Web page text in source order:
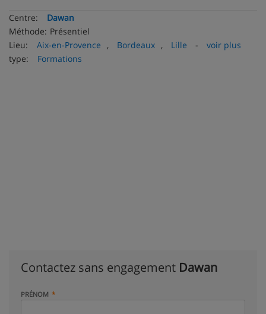
Centre:
Dawan
Méthode: Présentiel
Lieu:
Aix-en-Provence , Bordeaux , Lille -
voir plus
type:
Formations
Contactez sans engagement Dawan
PRÉNOM